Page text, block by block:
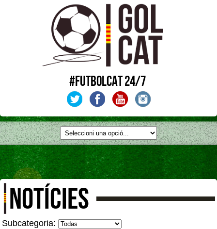
#FUTBOLCAT 24/7
NOTÍCIES
Subcategoria: